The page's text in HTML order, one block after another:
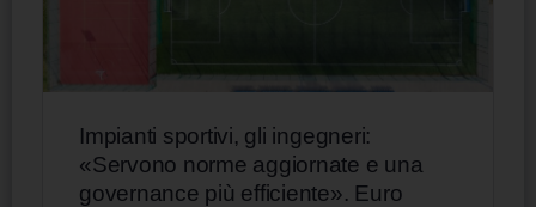
Impianti sportivi, gli ingegneri:
«Servono norme aggiornate e una
governance più efficiente». Euro